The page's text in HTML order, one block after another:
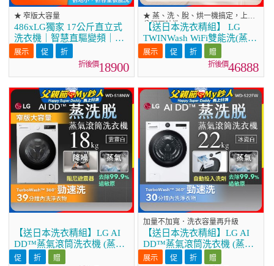
★ 窄版大容量
486xLG獨家 17公斤直立式
洗衣機｜智慧直驅變頻｜AI
DD™｜極光黑 (WT-VD17B)
18900
★ 蒸、洗、脫、烘一機搞定，上下
分類同時洗
【送日本洗衣精組】 LG
TWINWash WiFi雙能洗(蒸洗
脫烘)滾筒洗衣機13kg+2kg
(WD-S13VDW+WT-
46888
【送日本洗衣精組】LG AI
DD™蒸氣滾筒洗衣機 (蒸洗
脫)｜18公斤｜WD-S18NW
加量不加寬．洗衣容量再升級
【送日本洗衣精組】LG AI
DD™蒸氣滾筒洗衣機 (蒸洗
脫)｜22公斤｜WD-S22FW